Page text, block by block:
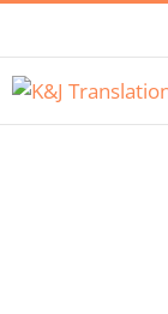
contenuto